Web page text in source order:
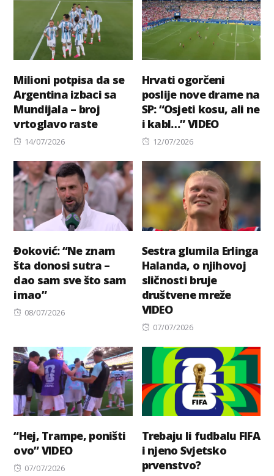
Milioni potpisa da se
Argentina izbaci sa
Mundijala – broj
vrtoglavo raste
Posted
14/07/2026
Hrvati ogorčeni
poslije nove drame na
SP: “Osjeti kosu, ali ne
i kabl…” VIDEO
Posted
12/07/2026
Đoković: “Ne znam
šta donosi sutra –
dao sam sve što sam
imao”
Posted
08/07/2026
Sestra glumila Erlinga
Halanda, o njihovoj
sličnosti bruje
društvene mreže
VIDEO
Posted
07/07/2026
“Hej, Trampe, poništi
ovo” VIDEO
Posted
07/07/2026
Trebaju li fudbalu FIFA
i njeno Svjetsko
prvenstvo?